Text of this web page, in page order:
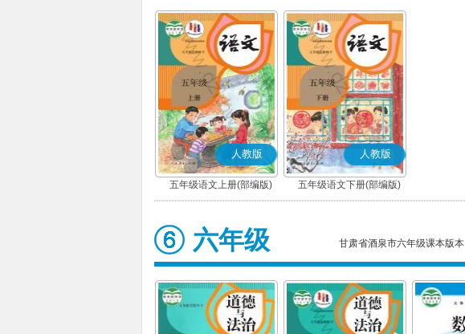
人教版
五年级语文上册(部编版)
人教版
五年级语文下册(部编版)
六年级 甘肃省酒泉市六年级课本版本